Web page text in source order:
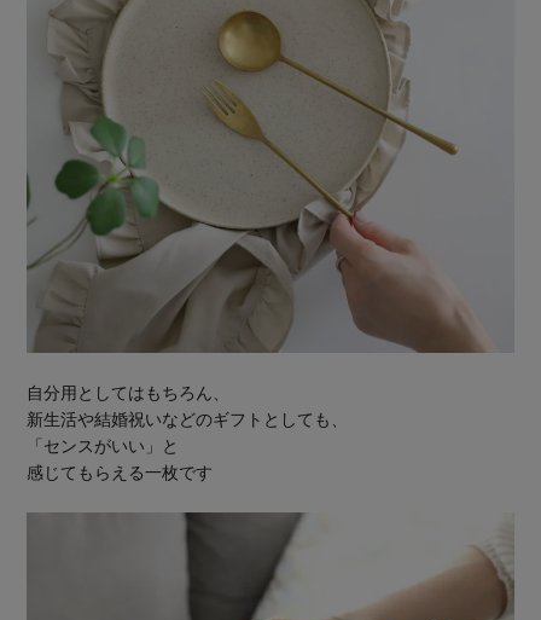
自分用としてはもちろん、
新生活や結婚祝いなどのギフトとしても、
「センスがいい」と
感じてもらえる一枚です